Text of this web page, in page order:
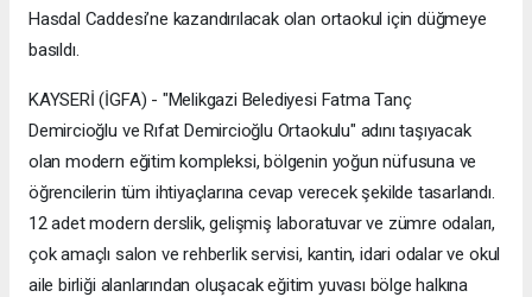
Hasdal Caddesi’ne kazandırılacak olan ortaokul için düğmeye
basıldı.
KAYSERİ (İGFA) - "Melikgazi Belediyesi Fatma Tanç
Demircioğlu ve Rıfat Demircioğlu Ortaokulu" adını taşıyacak
olan modern eğitim kompleksi, bölgenin yoğun nüfusuna ve
öğrencilerin tüm ihtiyaçlarına cevap verecek şekilde tasarlandı.
12 adet modern derslik, gelişmiş laboratuvar ve zümre odaları,
çok amaçlı salon ve rehberlik servisi, kantin, idari odalar ve okul
aile birliği alanlarından oluşacak eğitim yuvası bölge halkına